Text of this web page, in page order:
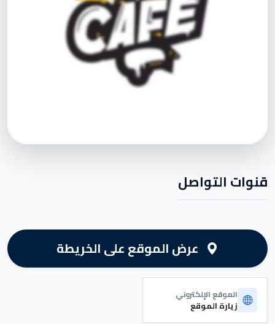
قنوات التواصل
عرض الموقع على الخريطة
الموقع الإلكتروني
زيارة الموقع